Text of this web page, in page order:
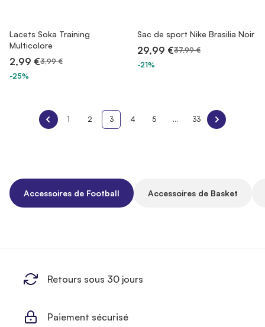
Lacets Soka Training
Multicolore
2,99 €3,99 €
-25%
Sac de sport Nike Brasilia Noir
29,99 €37,99 €
-21%
1 2 3 4 5 ... 33
Accessoires de Football Accessoires de Basket
Retours sous 30 jours
Paiement sécurisé